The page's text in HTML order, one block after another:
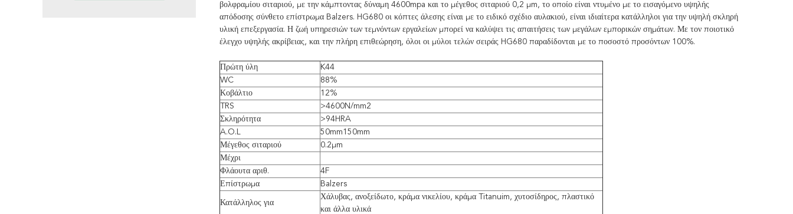
βολφραμίου σιταριού, με την κάμπτοντας δύναμη 4600mpa και το μέγεθος σιταριού 0,2 μm, το οποίο είναι ντυμένο με το εισαγόμενο υψηλής
απόδοσης σύνθετο επίστρωμα Balzers. HG680 οι κόπτες άλεσης είναι με το ειδικό σχέδιο αυλακιού, είναι ιδιαίτερα κατάλληλοι για την υψηλή σκληρή
υλική επεξεργασία. Η ζωή υπηρεσιών των τεμνόντων εργαλείων μπορεί να καλύψει τις απαιτήσεις των μεγάλων εμπορικών σημάτων. Με τον ποιοτικό
έλεγχο υψηλής ακρίβειας, και την πλήρη επιθεώρηση, όλοι οι μύλοι τελών σειράς HG680 παραδίδονται με το ποσοστό προσόντων 100%.
Πρώτη ύλη
K44
WC
88%
Κοβάλτιο
12%
TRS
>4600N/mm2
Σκληρότητα
>94HRA
A.O.L
50mm150mm
Μέγεθος σιταριού
0.2μm
Μέχρι
Φλάουτα αριθ.
4F
Επίστρωμα
Balzers
Κατάλληλος για
Χάλυβας, ανοξείδωτο, κράμα νικελίου, κράμα Titanuim, χυτοσίδηρος, πλαστικό
και άλλα υλικά